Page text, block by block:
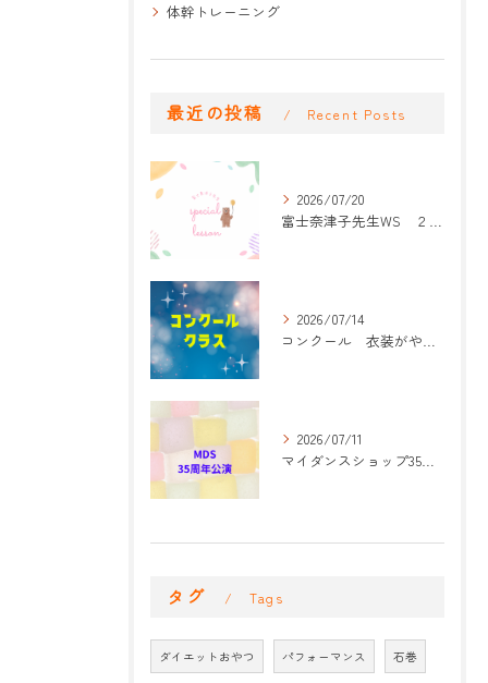
体幹トレーニング
最近の投稿 Recent Posts
2026/07/20
富士奈津子先生WS ２回目
2026/07/14
コンクール 衣装がやって来た！
2026/07/11
マイダンスショップ35周年記念公演 振付開始
タグ Tags
ダイエットおやつ パフォーマンス 石巻